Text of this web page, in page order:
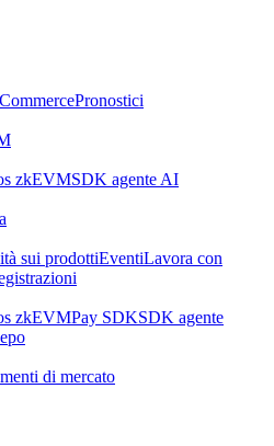
Pronostici
zkEVMSDK agente AI
sui prodottiEventiLavora con
zkEVMPay SDKSDK agente
di mercato